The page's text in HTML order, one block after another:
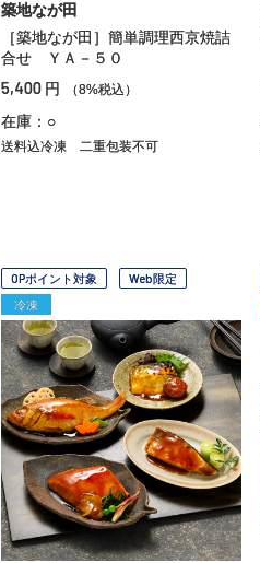
築地なが田
［築地なが田］簡単調理西京焼詰
合せ ＹＡ－５０
5,400 円 （8%税込）
在庫：○
送料込冷凍 二重包装不可
OPポイント対象
Web限定
冷凍